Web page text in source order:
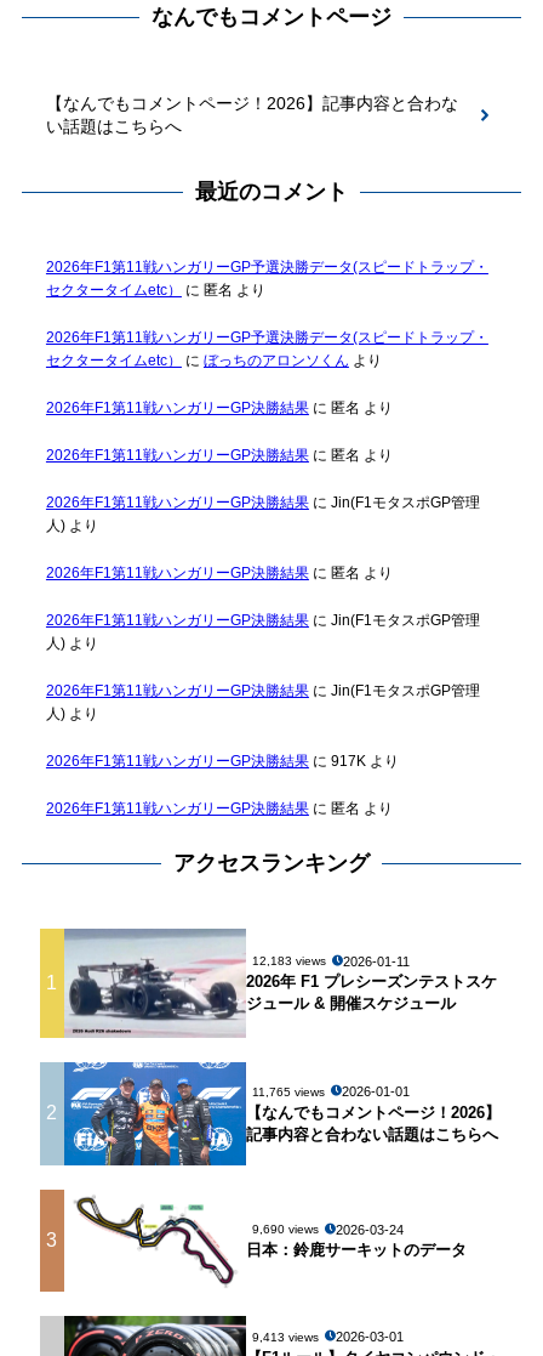
なんでもコメントページ
【なんでもコメントページ！2026】記事内容と合わな
い話題はこちらへ
最近のコメント
2026年F1第11戦ハンガリーGP予選決勝データ(スピードトラップ・
セクタータイムetc）
に 匿名 より
2026年F1第11戦ハンガリーGP予選決勝データ(スピードトラップ・
セクタータイムetc）
に ぼっちのアロンソくん より
2026年F1第11戦ハンガリーGP決勝結果に 匿名 より
2026年F1第11戦ハンガリーGP決勝結果に 匿名 より
2026年F1第11戦ハンガリーGP決勝結果に Jin(F1モタスポGP管理
人)より
2026年F1第11戦ハンガリーGP決勝結果に 匿名 より
2026年F1第11戦ハンガリーGP決勝結果に Jin(F1モタスポGP管理
人)より
2026年F1第11戦ハンガリーGP決勝結果に Jin(F1モタスポGP管理
人)より
2026年F1第11戦ハンガリーGP決勝結果に 917Kより
2026年F1第11戦ハンガリーGP決勝結果に 匿名 より
アクセスランキング
1
12,183 views 2026-01-11
2026年 F1 プレシーズンテストスケ
ジュール & 開催スケジュール
2
11,765 views 2026-01-01
【なんでもコメントページ！2026】
記事内容と合わない話題はこちらへ
3 9,690 views 2026-03-24
日本：鈴鹿サーキットのデータ
9,413 views 2026-03-01